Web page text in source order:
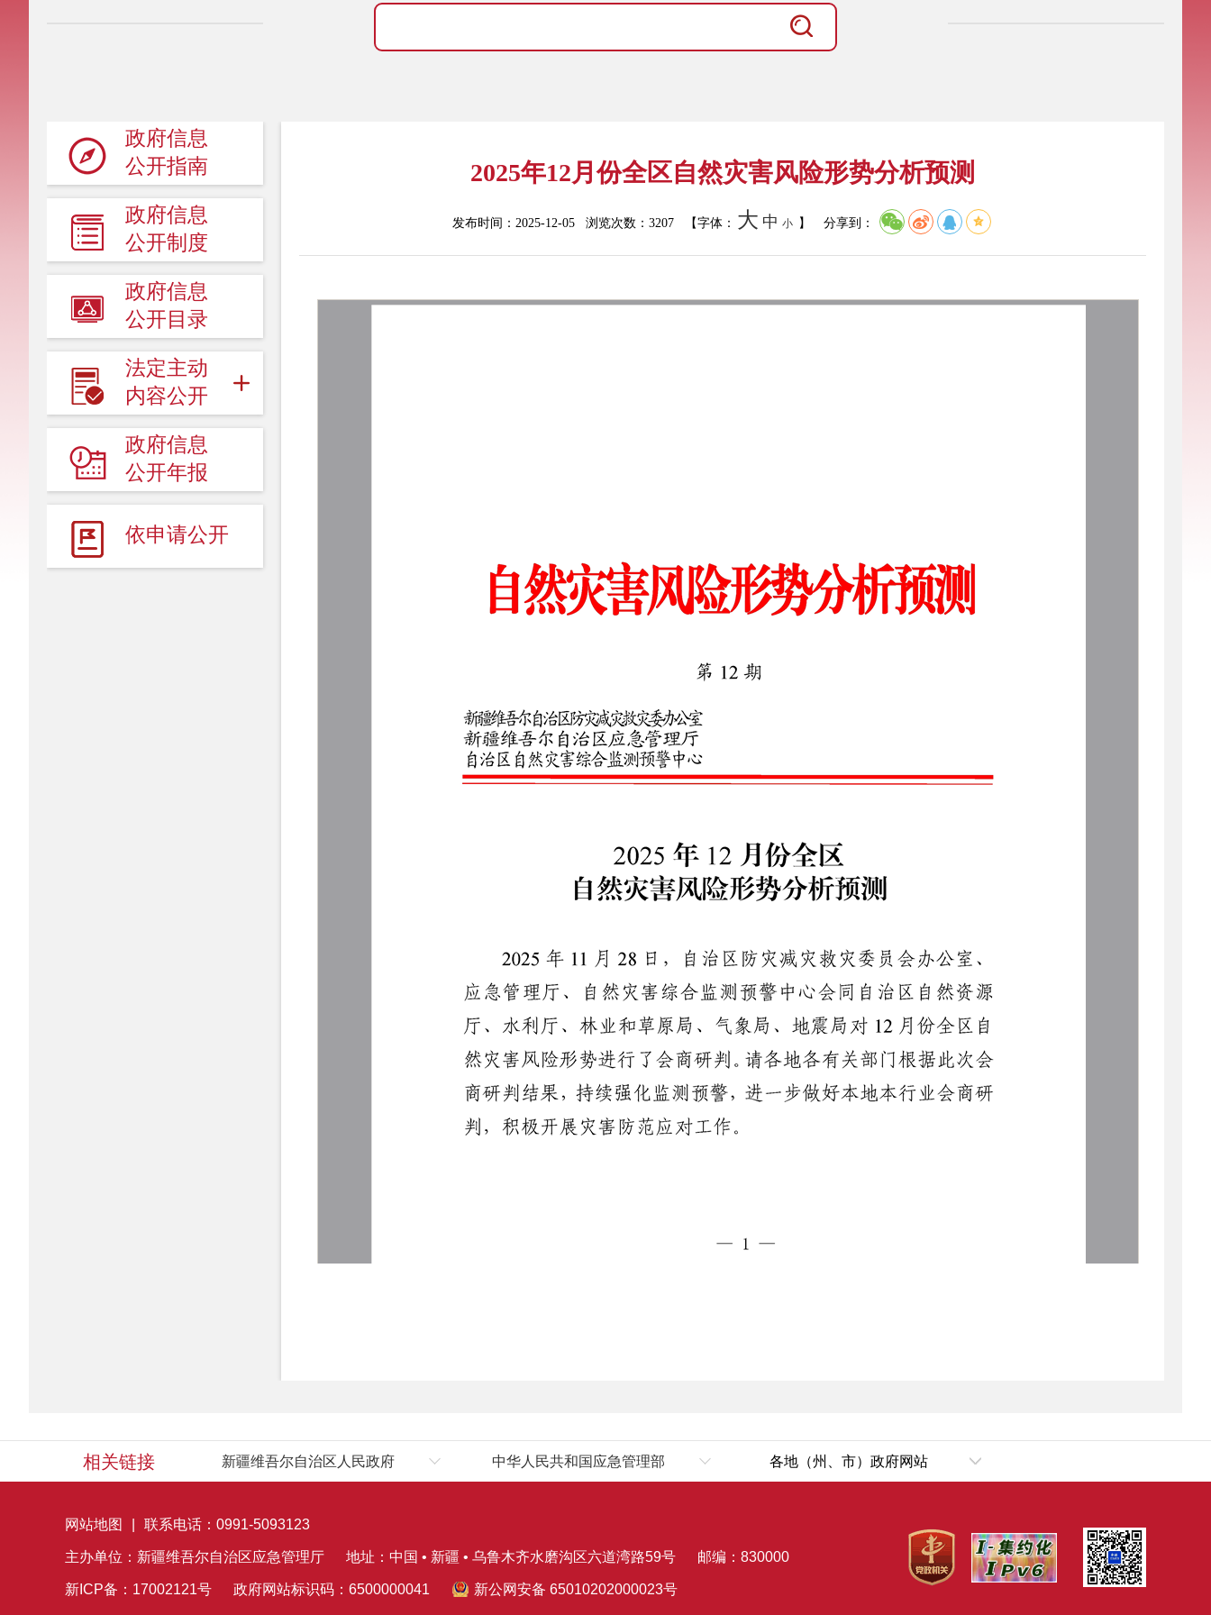
政府信息
公开指南
政府信息
公开制度
政府信息
公开目录
法定主动
内容公开
政府信息
公开年报
依申请公开
2025年12月份全区自然灾害风险形势分析预测
发布时间：2025-12-05 浏览次数： 3207 【字体： 大 中 小 】 分享到：
相关链接 新疆维吾尔自治区人民政府 中华人民共和国应急管理部 各地（州、市）政府网站
网站地图 联系电话：0991-5093123
主办单位：新疆维吾尔自治区应急管理厅 地址：中国 • 新疆 • 乌鲁木齐水磨沟区六道湾路59号 邮编：830000
新ICP备：17002121号 政府网站标识码：6500000041 新公网安备 65010202000023号